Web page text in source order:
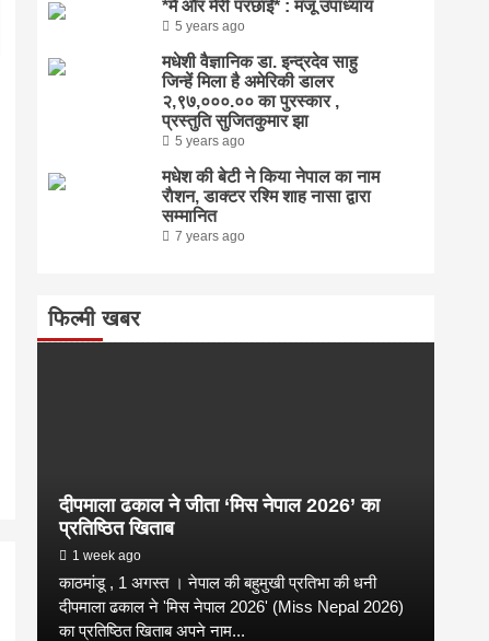
*मैं और मेरी परछाईं* : मंजू उपाध्याय
5 years ago
मधेशी वैज्ञानिक डा. इन्द्रदेव साहु
जिन्हें मिला है अमेरिकी डालर
२,९७,०००.०० का पुरस्कार ,
प्रस्तुति सुजितकुमार झा
5 years ago
मधेश की बेटी ने किया नेपाल का नाम
राैशन, डाक्टर रश्मि शाह नासा द्वारा
सम्मानित
7 years ago
फिल्मी खबर
दीपमाला ढकाल ने जीता ‘मिस नेपाल 2026’ का
प्रतिष्ठित खिताब
1 week ago
काठमांडू , 1 अगस्त । नेपाल की बहुमुखी प्रतिभा की धनी
दीपमाला ढकाल ने 'मिस नेपाल 2026' (Miss Nepal 2026)
का प्रतिष्ठित खिताब अपने नाम...